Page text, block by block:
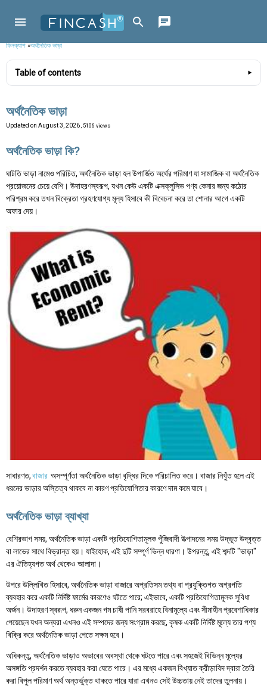
ফিনক্যাশ»অর্থনৈতিক ভাড়া
Table of contents
অর্থনৈতিক ভাড়া
Updated on August 3, 2026 , 5106 views
অর্থনৈতিক ভাড়া কি?
ঘাটতি ভাড়া নামেও পরিচিত, অর্থনৈতিক ভাড়া হল উপার্জিত অর্থের পরিমাণ যা সামাজিক বা অর্থনৈতিক
প্রয়োজনের চেয়ে বেশি। উদাহরণস্বরূপ, যখন কেউ একটি এক্সক্লুসিভ পণ্য কেনার জন্য কঠোর
পরিশ্রম করে তখন বিক্রেতা গ্রহণযোগ্য মূল্য হিসাবে কী বিবেচনা করে তা শোনার আগে একটি
অফার দেয়।
সাধারণত,বাজার অসম্পূর্ণতা অর্থনৈতিক ভাড়া বৃদ্ধির দিকে পরিচালিত করে। বাজার নিখুঁত হলে এই
ধরনের ভাড়ার অস্তিত্ব থাকবে না কারণ প্রতিযোগিতার কারণে দাম কমে যাবে।
অর্থনৈতিক ভাড়া ব্যাখ্যা
বেশিরভাগ সময়, অর্থনৈতিক ভাড়া একটি প্রতিযোগিতামূলক পুঁজিবাদী উত্পাদনের সময় উদ্ভূত উদ্বৃত্ত
বা লাভের সাথে বিভ্রান্ত হয়। যাইহোক, এই দুটি সম্পূর্ণ ভিন্ন ধারণা। উপরন্তু, এই শব্দটি "ভাড়া"
এর ঐতিহ্যগত অর্থ থেকেও আলাদা।
উপরে উল্লিখিত হিসাবে, অর্থনৈতিক ভাড়া বাজারে অপ্রতিসম তথ্য বা প্রযুক্তিগত অগ্রগতি
ব্যবহার করে একটি নির্দিষ্ট ফার্মের কারণেও ঘটতে পারে; এইভাবে, একটি প্রতিযোগিতামূলক সুবিধা
অর্জন। উদাহরণ স্বরূপ, ধরুন একজন গম চাষী পানি সরবরাহে বিনামূল্যে এবং সীমাহীন প্রবেশাধিকার
পেয়েছেন যখন অন্যরা এখনও এই সম্পদের জন্য সংগ্রাম করছে, কৃষক একটি নির্দিষ্ট মূল্যে তার পণ্য
বিক্রি করে অর্থনৈতিক ভাড়া পেতে সক্ষম হবে।
অধিকন্তু, অর্থনৈতিক ভাড়াও অভাবের অবস্থা থেকে ঘটতে পারে এবং সহজেই বিভিন্ন মূল্যের
অসঙ্গতি প্রদর্শন করতে ব্যবহার করা যেতে পারে। এর মধ্যে একজন বিখ্যাত ক্রীড়াবিদ দ্বারা তৈরি
করা বিপুল পরিমাণ অর্থ অন্তর্ভুক্ত থাকতে পারে যারা এখনও সেই উচ্চতায় নেই তাদের তুলনায়।